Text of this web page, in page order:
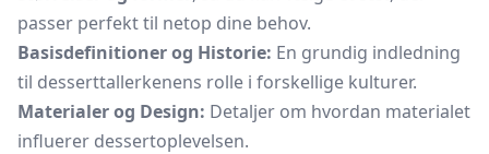
passer perfekt til netop dine behov.
Basisdefinitioner og Historie: En grundig indledning
til desserttallerkenens rolle i forskellige kulturer.
Materialer og Design: Detaljer om hvordan materialet
influerer dessertoplevelsen.